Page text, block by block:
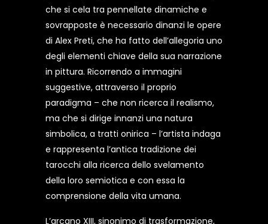
che si cela tra pennellate dinamiche e
sovrapposte è necessario dinanzi le opere
di Alex Preti, che ha fatto dell’allegoria uno
degli elementi chiave della sua narrazione
in pittura. Ricorrendo a immagini
suggestive, attraverso il proprio
paradigma – che non ricerca il realismo,
ma che si dirige innanzi una natura
simbolica, a tratti onirica – l’artista indaga
e rappresenta l’antica tradizione dei
tarocchi alla ricerca dello svelamento
della loro semiotica e con essa la
comprensione della vita umana.
L’arcano XIII, sinonimo di trasformazione,